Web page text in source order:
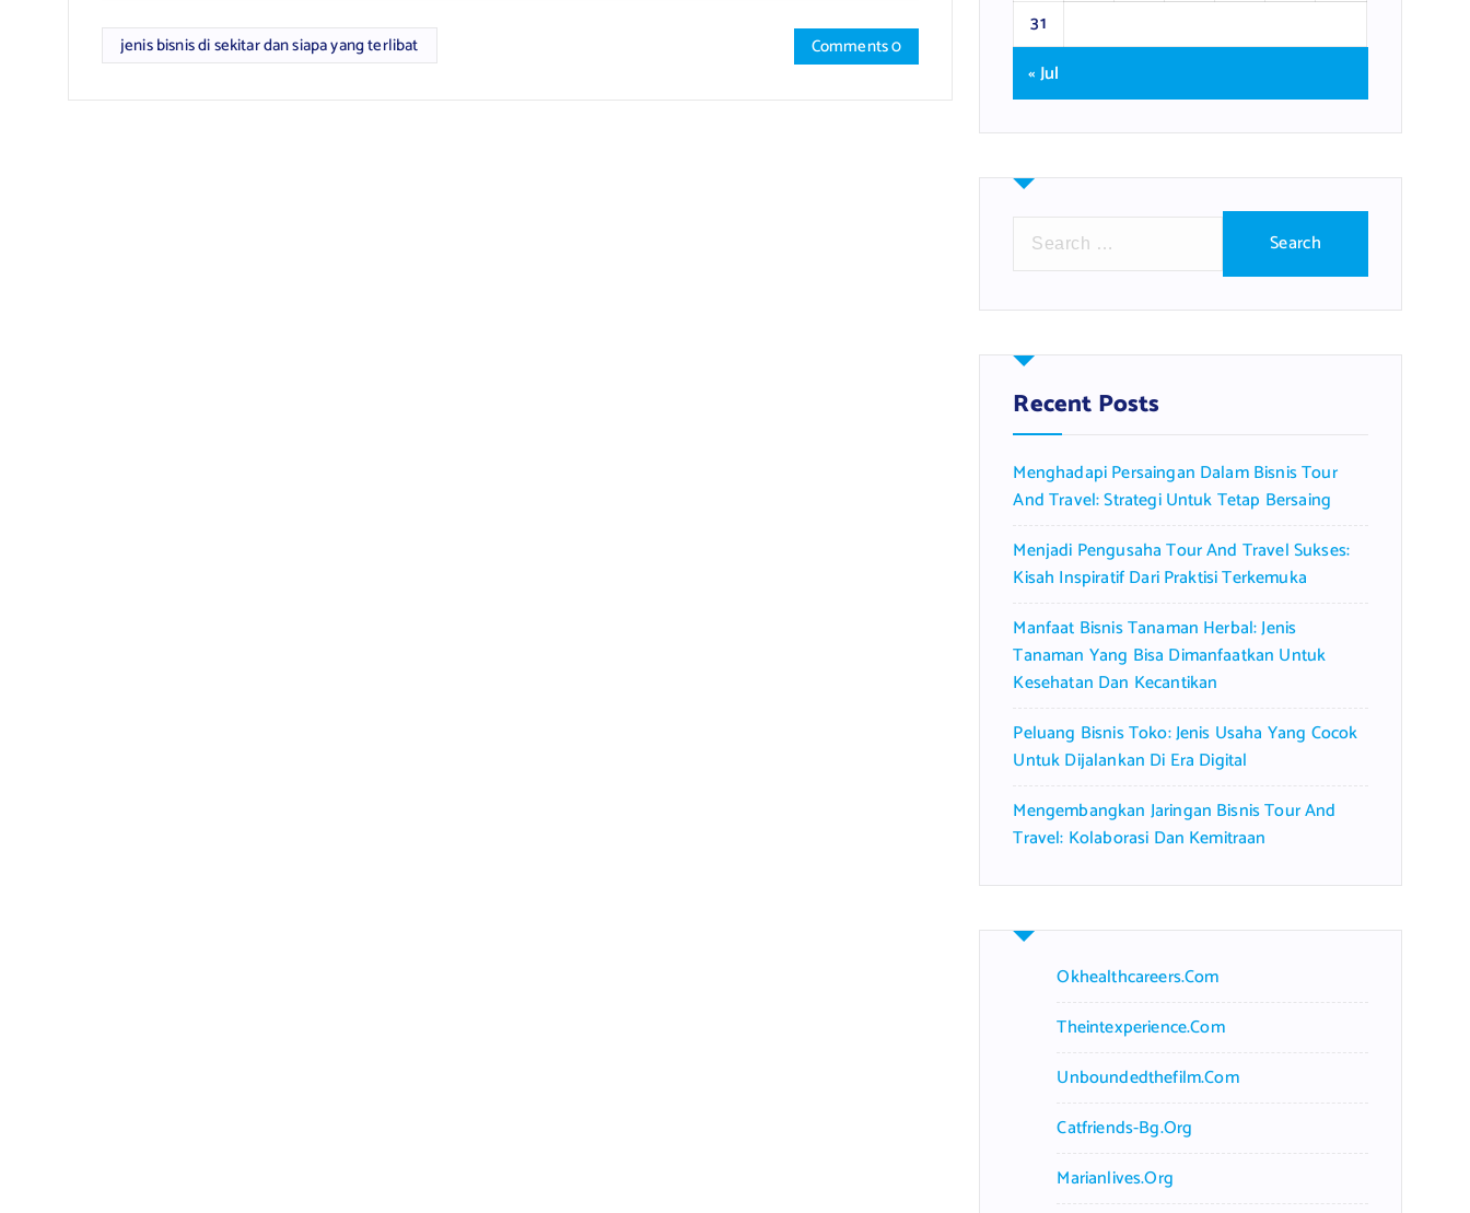
jenis bisnis di sekitar dan siapa yang terlibat Comments 0
31
« Jul
r
h
f
o
:
Recent Posts
Menghadapi Persaingan Dalam Bisnis Tour
And Travel: Strategi Untuk Tetap Bersaing
Menjadi Pengusaha Tour And Travel Sukses:
Kisah Inspiratif Dari Praktisi Terkemuka
Manfaat Bisnis Tanaman Herbal: Jenis
Tanaman Yang Bisa Dimanfaatkan Untuk
Kesehatan Dan Kecantikan
Peluang Bisnis Toko: Jenis Usaha Yang Cocok
Untuk Dijalankan Di Era Digital
Mengembangkan Jaringan Bisnis Tour And
Travel: Kolaborasi Dan Kemitraan
Okhealthcareers.com
Theintexperience.com
Unboundedthefilm.com
Catfriends-Bg.org
Marianlives.org